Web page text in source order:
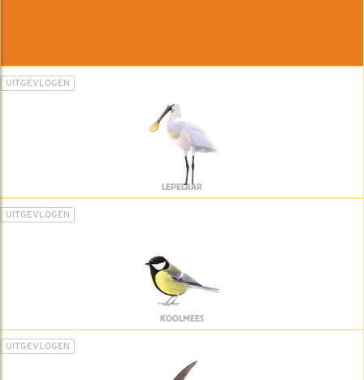
UITGEVLOGEN
LEPELAAR
UITGEVLOGEN
KOOLMEES
UITGEVLOGEN